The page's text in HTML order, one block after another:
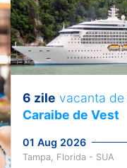
6 zile vacanta de
Caraibe de Vest
01 Aug 2026
Tampa, Florida - SUA